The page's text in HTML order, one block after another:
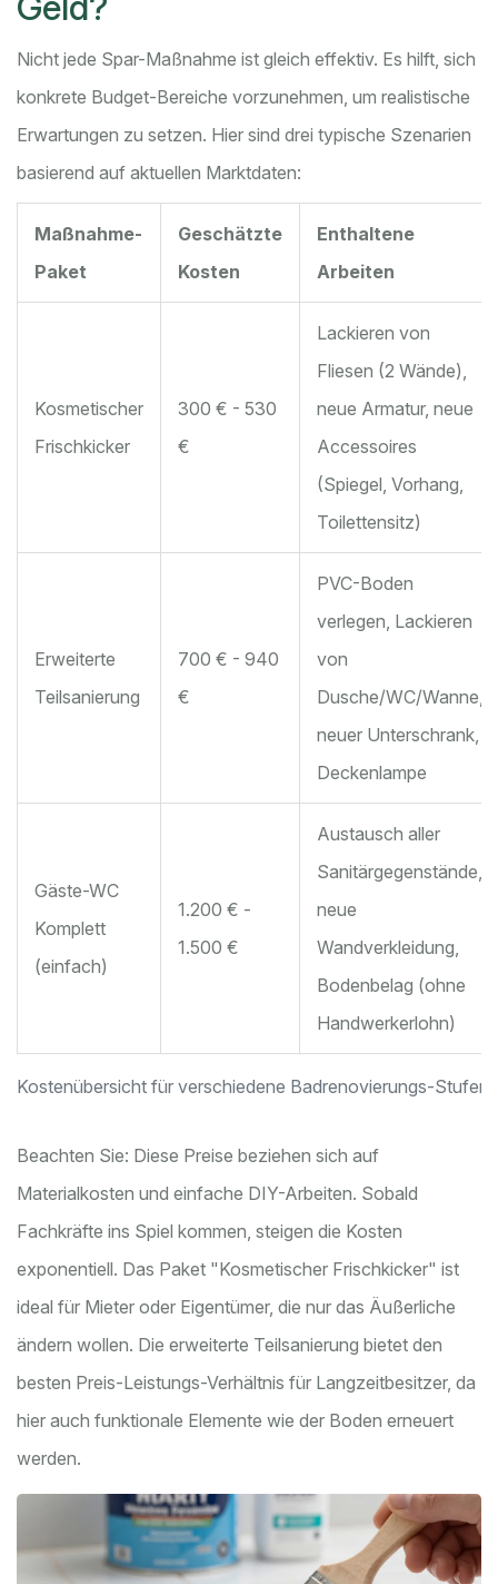
Nicht jede Spar-Maßnahme ist gleich effektiv. Es hilft, sich
konkrete Budget-Bereiche vorzunehmen, um realistische
Erwartungen zu setzen. Hier sind drei typische Szenarien
basierend auf aktuellen Marktdaten:
Kostenübersicht für verschiedene Badrenovierungs-Stufen
Maßnahme-
Paket
Geschätzte
Kosten
Enthaltene
Arbeiten
Kosmetischer
Frischkicker
300 € - 530
€
Lackieren von
Fliesen (2 Wände),
neue Armatur, neue
Accessoires
(Spiegel, Vorhang,
Toilettensitz)
Erweiterte
Teilsanierung
700 € - 940
€
PVC-Boden
verlegen, Lackieren
von
Dusche/WC/Wanne,
neuer Unterschrank,
Deckenlampe
Gäste-WC
Komplett
(einfach)
1.200 € -
1.500 €
Austausch aller
Sanitärgegenstände,
neue
Wandverkleidung,
Bodenbelag (ohne
Handwerkerlohn)
Beachten Sie: Diese Preise beziehen sich auf
Materialkosten und einfache DIY-Arbeiten. Sobald
Fachkräfte ins Spiel kommen, steigen die Kosten
exponentiell. Das Paket "Kosmetischer Frischkicker" ist
ideal für Mieter oder Eigentümer, die nur das Äußerliche
ändern wollen. Die erweiterte Teilsanierung bietet den
besten Preis-Leistungs-Verhältnis für Langzeitbesitzer, da
hier auch funktionale Elemente wie der Boden erneuert
werden.